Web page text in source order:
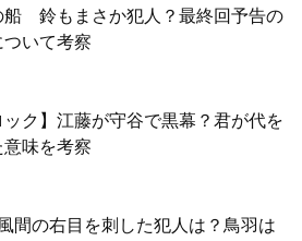
船 鈴もまさか犯人？最終回予告の
いて考察
ック】江藤が守谷で黒幕？君が代を
味を考察
間の右目を刺した犯人は？鳥羽は